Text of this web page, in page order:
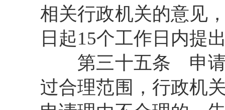
相关行政机关的意见
日起15个工作日内提
第三十五条 申请
过合理范围，行政机